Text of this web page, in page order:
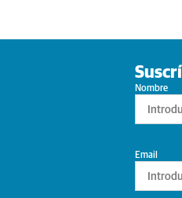
Nombre
Email